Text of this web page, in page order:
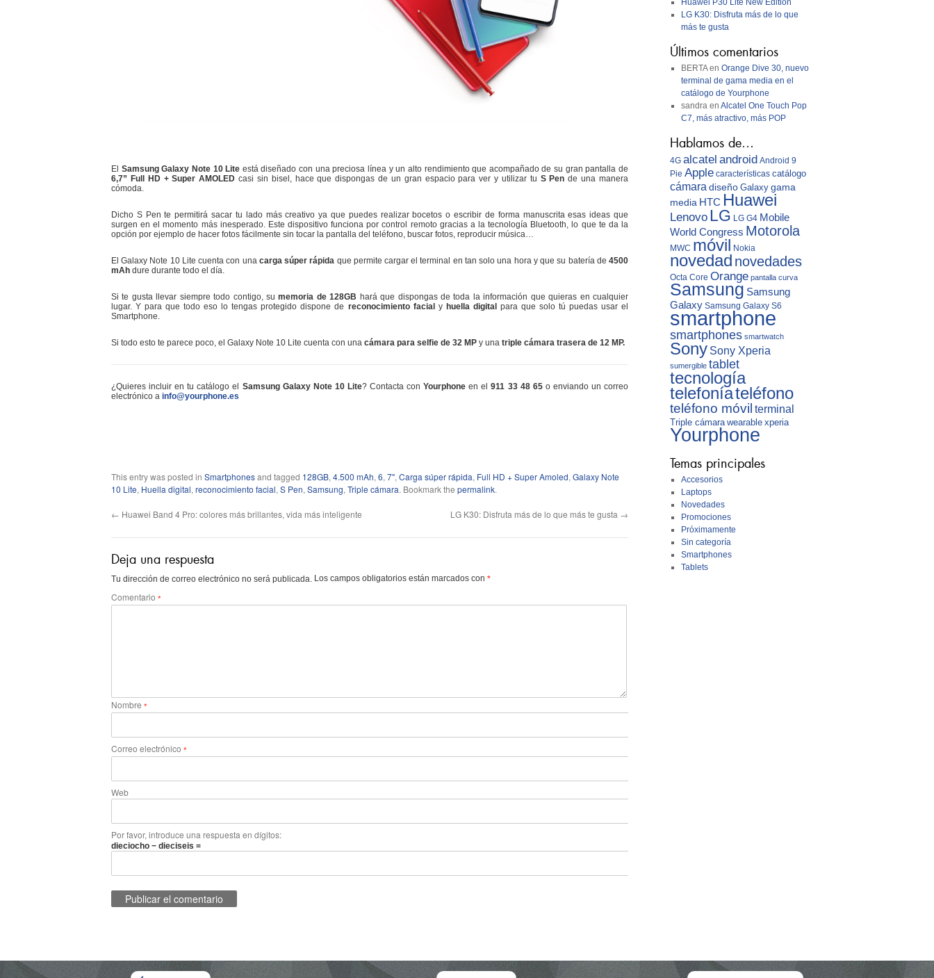
El Samsung Galaxy Note 10 Lite está diseñado con una preciosa línea y un alto rendimiento que acompañado de su gran pantalla de
6,7” Full HD + Super AMOLED casi sin bisel, hace que dispongas de un gran espacio para ver y utilizar tu S Pen de una manera
cómoda.
Dicho S Pen te permitirá sacar tu lado más creativo ya que puedes realizar bocetos o escribir de forma manuscrita esas ideas que
surgen en el momento más inesperado. Este dispositivo funciona por control remoto gracias a la tecnología Bluetooth, lo que te da la
opción por ejemplo de hacer fotos fácilmente sin tocar la pantalla del teléfono, buscar fotos, reproducir música…
El Galaxy Note 10 Lite cuenta con una carga súper rápida que permite cargar el terminal en tan solo una hora y que su batería de4500
mAh dure durante todo el día.
Si te gusta llevar siempre todo contigo, sumemoria de 128GB hará que dispongas de toda la información que quieras en cualquier
lugar. Y para que todo eso lo tengas protegido dispone de reconocimiento facial y huella digital para que solo tú puedas usar el
Smartphone.
Si todo esto te parece poco, el Galaxy Note 10 Lite cuenta con una cámara para selfie de 32 MP y una triple cámara trasera de 12 MP.
¿Quieres incluir en tu catálogo el Samsung Galaxy Note 10 Lite? Contacta conYourphone en el911 33 48 65o enviando un correo
electrónico a info@yourphone.es
This entry was posted in Smartphonesand tagged 128GB, 4.500 mAh, 6, 7", Carga súper rápida, Full HD + Super Amoled, Galaxy Note
10 Lite, Huella digital, reconocimiento facial, S Pen, Samsung, Triple cámara. Bookmark the permalink.
← Huawei Band 4 Pro: colores más brillantes, vida más inteligente LG K30: Disfruta más de lo que más te gusta →
Deja una respuesta
Tu dirección de correo electrónico no será publicada. Los campos obligatorios están marcados con *
Comentario *
Nombre *
Correo electrónico *
Web
Por favor, introduce una respuesta en dígitos:
dieciocho − dieciseis =
Huawei P30 Lite New Edition
LG K30: Disfruta más de lo que
más te gusta
Últimos comentarios
BERTAen Orange Dive 30, nuevo
terminal de gama media en el
catálogo de Yourphone
sandraen Alcatel One Touch Pop
C7, más atractivo, más POP
Hablamos de…
4G alcatel android Android 9
Pie Apple características catálogo
cámara diseño Galaxy gama
media HTC Huawei
Lenovo LG LG G4 Mobile
World Congress Motorola
MWC móvil Nokia
novedad novedades
Octa Core Orange pantalla curva
Samsung Samsung
Galaxy Samsung Galaxy S6
smartphone
smartphones smartwatch
Sony Sony Xperia
sumergible tablet
tecnología
telefoníateléfono
teléfono móvil terminal
Triple cámara wearable xperia
Yourphone
Temas principales
Accesorios
Laptops
Novedades
Promociones
Próximamente
Sin categoría
Smartphones
Tablets